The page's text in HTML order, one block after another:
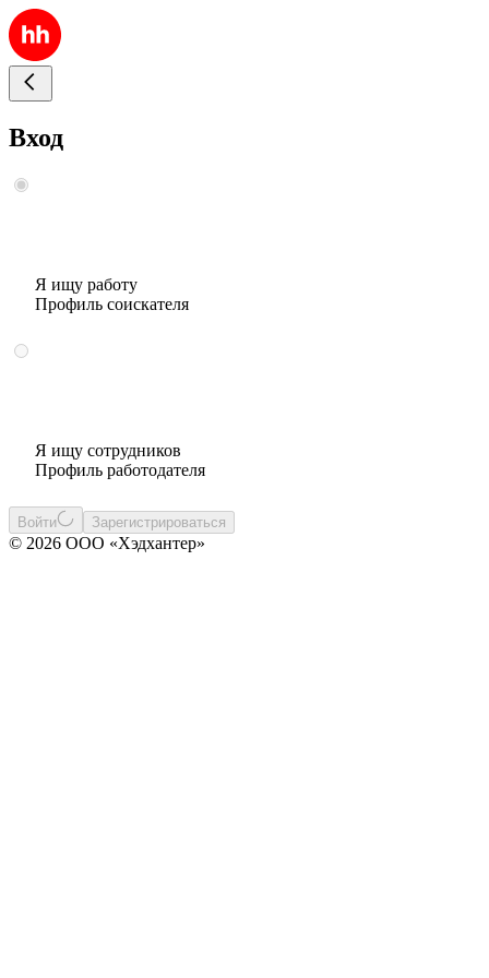
Вход
Я ищу работу
Профиль соискателя
Я ищу сотрудников
Профиль работодателя
Войти Зарегистрироваться
© 2026 ООО «Хэдхантер»